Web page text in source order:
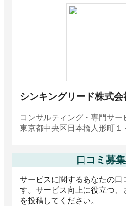
観光業界向けCRM
リットと選び方
ヘルスケア・医療業
おすすめ！導入事例
製造業のCRM導入
ールと選び方
顧客関係管理（CRM
シンキングリード株式会
コンサルティング・専門サー
東京都中央区日本橋人形町１
口コミ募集
サービスに関するあなたの口
す。サービス向上に役立つ、
を投稿してください。